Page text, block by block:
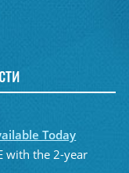
Today
with the 2-year